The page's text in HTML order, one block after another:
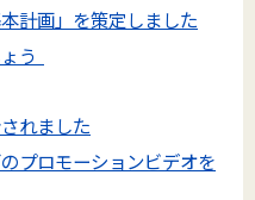
計画」を策定しました
う
れました
プロモーションビデオを